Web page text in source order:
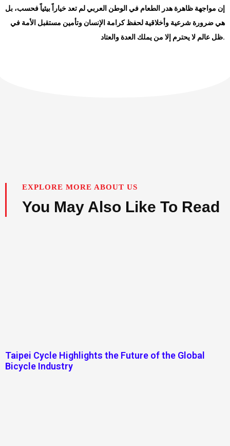
إن مواجهة ظاهرة هدر الطعام في الوطن العربي لم تعد خياراً بيئياً فحسب، بل
هي ضرورة شرعية وأخلاقية لحفظ كرامة الإنسان وتأمين مستقبل الأمة في
ظل عالم لا يحترم إلا من يملك العدة والعتاد.
EXPLORE MORE ABOUT US
You May Also Like To Read
Taipei Cycle Highlights the Future of the Global
Bicycle Industry